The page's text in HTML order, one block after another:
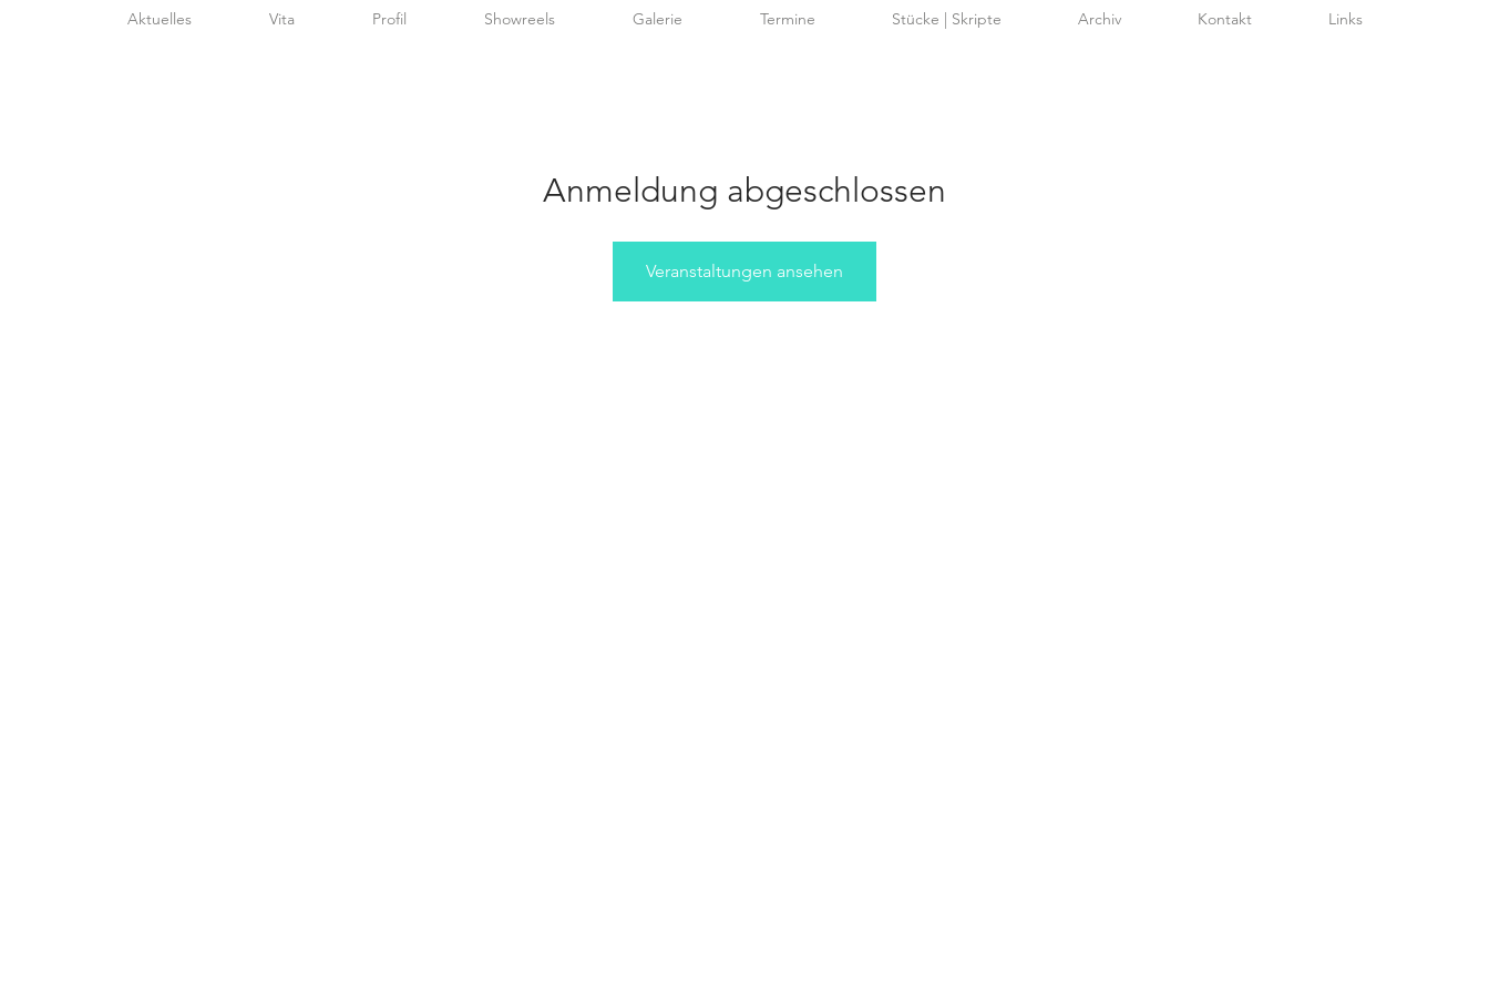
Aktuelles Vita Profil Showreels Galerie Termine Stücke | Skripte Archiv Kontakt Links
Anmeldung abgeschlossen
Veranstaltungen ansehen